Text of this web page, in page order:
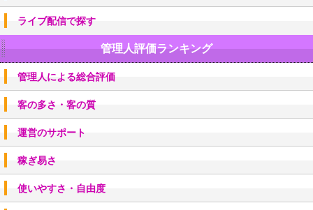
ライブ配信で探す
管理人評価ランキング
管理人による総合評価
客の多さ・客の質
運営のサポート
稼ぎ易さ
使いやすさ・自由度